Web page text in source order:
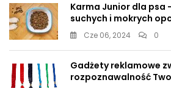
Karma Junior dla psa
suchych i mokrych
Cze 06, 2024 0
Gadżety reklamowe
rozpoznawalność